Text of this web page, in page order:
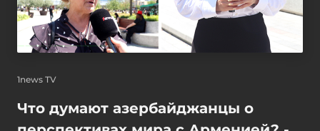
1news TV
Что думают азербайджанцы о